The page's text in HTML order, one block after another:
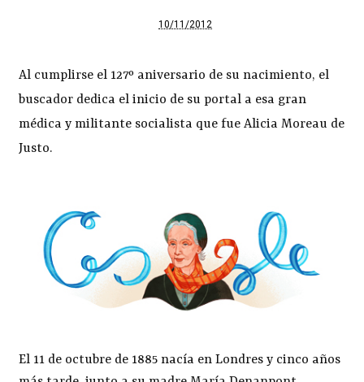
10/11/2012
Al cumplirse el 127º aniversario de su nacimiento, el
buscador dedica el inicio de su portal a esa gran
médica y militante socialista que fue Alicia Moreau de
Justo.
El 11 de octubre de 1885 nacía en Londres y cinco años